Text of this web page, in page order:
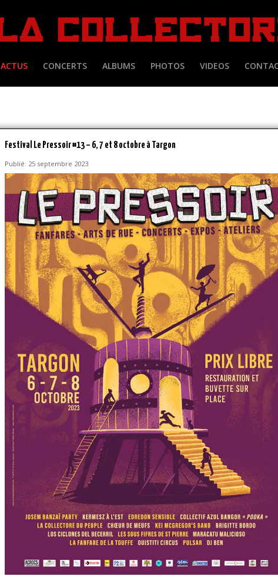
ACTUS CONCERTS ALBUMS PHOTOS VIDEOS
Festival Le Pressoir #13 – 6, 7 et 8 octobre à Targon
Publié: 25 septembre 2023